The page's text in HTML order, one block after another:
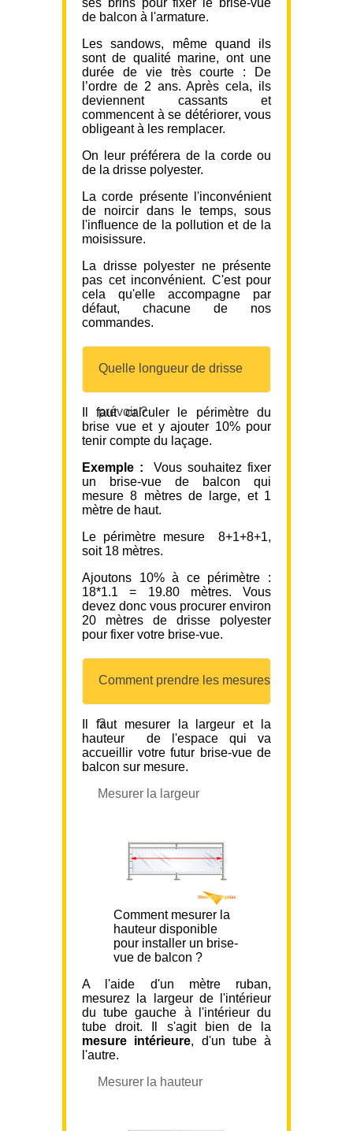
ses brins pour fixer le brise-vue
de balcon à l'armature.
Les sandows, même quand ils
sont de qualité marine, ont une
durée de vie très courte : De
l’ordre de 2 ans. Après cela, ils
deviennent cassants et
commencent à se détériorer, vous
obligeant à les remplacer.
On leur préférera de la corde ou
de la drisse polyester.
La corde présente l'inconvénient
de noircir dans le temps, sous
l'influence de la pollution et de la
moisissure.
La drisse polyester ne présente
pas cet inconvénient. C'est pour
cela qu'elle accompagne par
défaut, chacune de nos
commandes.
Quelle longueur de drisse
prévoir ?
Il faut calculer le périmètre du
brise vue et y ajouter 10% pour
tenir compte du laçage.
Exemple :
Vous souhaitez fixer
un brise-vue de balcon qui
mesure 8 mètres de large, et 1
mètre de haut.
Le périmètre mesure 8+1+8+1,
soit 18 mètres.
Ajoutons 10% à ce périmètre :
18*1.1 = 19.80 mètres. Vous
devez donc vous procurer environ
20 mètres de drisse polyester
pour fixer votre brise-vue.
Comment prendre les mesures
?
Il faut mesurer la largeur et la
hauteur de l'espace qui va
accueillir votre futur brise-vue de
balcon sur mesure.
Mesurer la largeur
Comment mesurer la
hauteur disponible
pour installer un brise-
vue de balcon ?
A l'aide d'un mètre ruban,
mesurez la largeur de l'intérieur
du tube gauche à l'intérieur du
tube droit. Il s'agit bien de la
mesure intérieure, d'un tube à
l'autre.
Mesurer la hauteur